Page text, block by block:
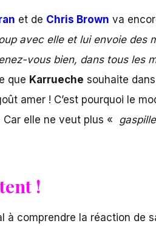
et de Chris Brown va
avec elle et lui envoie des
vous bien, dans tous les
que Karrueche souhaite
amer ! C’est pourquoi le
Car elle ne veut plus «
!
à comprendre la réaction de